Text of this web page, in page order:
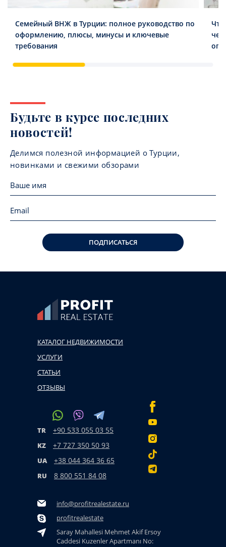
Семейный ВНЖ в Турции: полное руководство по
оформлению, плюсы, минусы и ключевые
требования
Что
Будьте в курсе последних
новостей!
Делимся полезной информацией о Турции,
новинками и свежими обзорами
ПОДПИСАТЬСЯ
КАТАЛОГ НЕДВИЖИМОСТИ
УСЛУГИ
СТАТЬИ
ОТЗЫВЫ
TR +90 533 055 03 55
KZ +7 727 350 50 93
UA +38 044 364 36 65
RU 8 800 551 84 08
info@profitrealestate.ru
profitrealestate
Saray Mahallesi Mehmet Akif Ersoy
Caddesi Kuzenler Apartmanı No: